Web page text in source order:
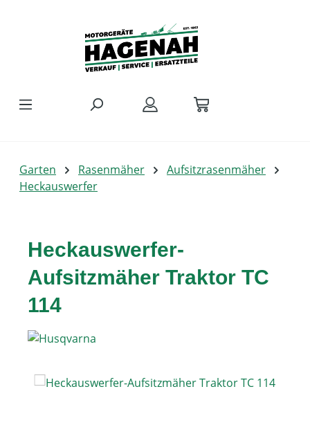
Garten Rasenmäher
Aufsitzrasenmäher
Heckauswerfer
Heckauswerfer-
Aufsitzmäher Traktor TC
114
Bildergalerie überspringen